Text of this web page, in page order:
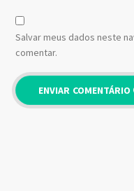
Salvar meus dados neste
comentar.